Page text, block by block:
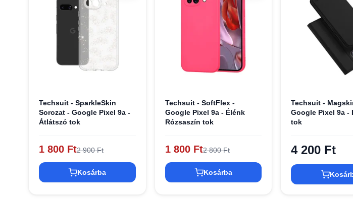
Techsuit - SparkleSkin
Sorozat - Google Pixel 9a -
Átlátszó tok
1 800 Ft2 900 Ft
Kosárba
Techsuit - SoftFlex -
Google Pixel 9a - Élénk
Rózsaszín tok
1 800 Ft2 800 Ft
Kosárba
Techsuit -
Google Pixel 9a -
tok
4 200 Ft